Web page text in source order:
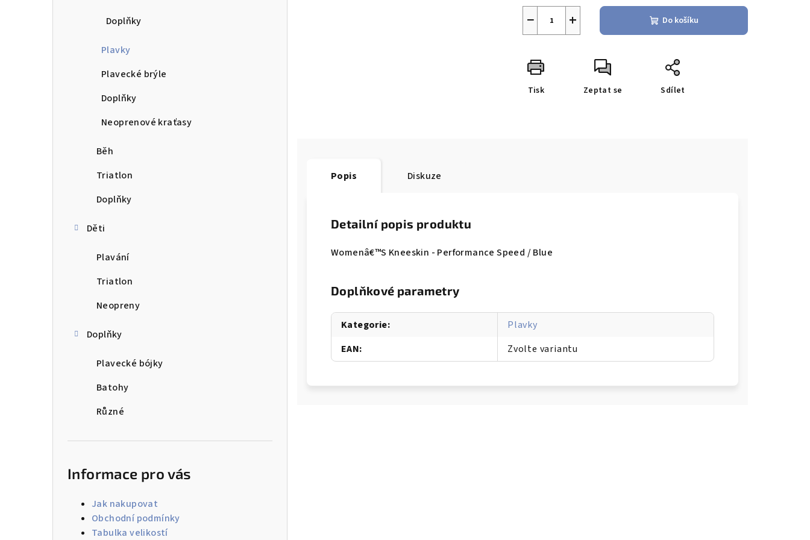
Doplňky
Plavky
Plavecké brýle
Doplňky
Neoprenové kraťasy
Běh
Triatlon
Doplňky
Děti
Plavání
Triatlon
Neopreny
Doplňky
Plavecké bójky
Batohy
Různé
Informace pro vás
Jak nakupovat
Obchodní podmínky
Tabulka velikostí
+
− Do košíku
Tisk Zeptat se Sdílet
Popis Diskuze
Detailní popis produktu
Womenâ€™S Kneeskin - Performance Speed / Blue
Doplňkové parametry
Kategorie:
Plavky
EAN: Zvolte variantu